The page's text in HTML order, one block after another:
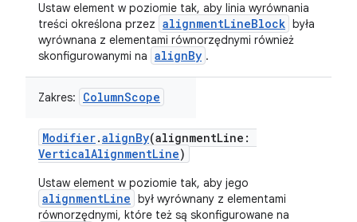
Ustaw element w poziomie tak, aby linia wyrównania
treści określona przez alignmentLineBlock była
wyrównana z elementami równorzędnymi również
skonfigurowanymi na alignBy .
Zakres: ColumnScope
Modifier.alignBy(alignmentLine:
VerticalAlignmentLine)
Ustaw element w poziomie tak, aby jego
alignmentLine był wyrównany z elementami
równorzędnymi, które też są skonfigurowane na